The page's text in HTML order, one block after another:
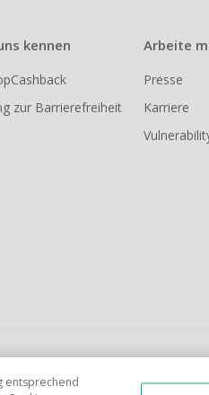
kennen
zur Barrierefreiheit
Arbeite
Presse
Karriere
entsprechend